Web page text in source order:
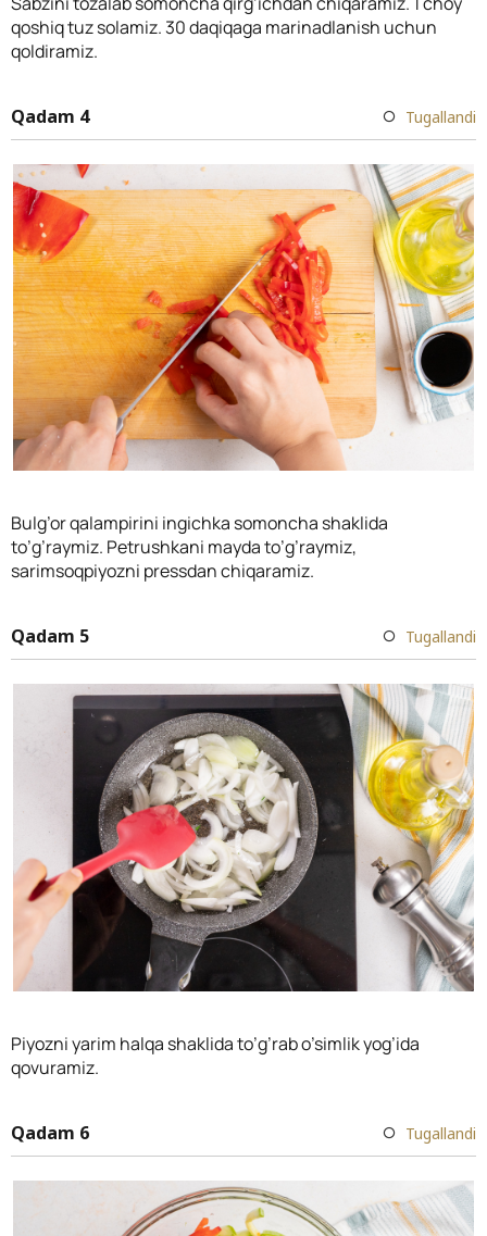
qoshiq tuz solamiz. 30 daqiqaga marinadlanish uchun
qoldiramiz.
Qadam 4 Tugallandi
Bulg’or qalampirini ingichka somoncha shaklida
to’g’raymiz. Petrushkani mayda to’g’raymiz,
sarimsoqpiyozni pressdan chiqaramiz.
Qadam 5 Tugallandi
Piyozni yarim halqa shaklida to’g’rab o’simlik yog’ida
qovuramiz.
Qadam 6 Tugallandi